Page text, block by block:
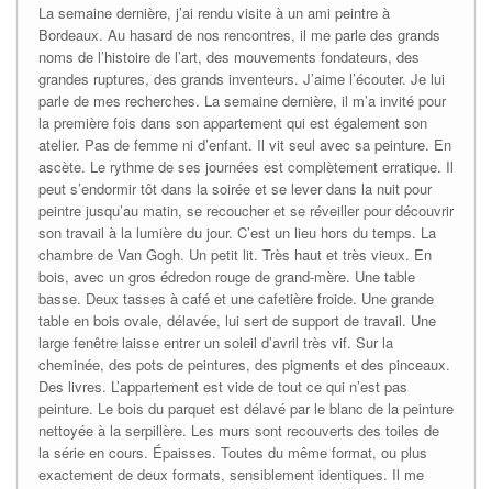
La semaine dernière, j’ai rendu visite à un ami peintre à
Bordeaux. Au hasard de nos rencontres, il me parle des grands
noms de l’histoire de l’art, des mouvements fondateurs, des
grandes ruptures, des grands inventeurs. J’aime l’écouter. Je lui
parle de mes recherches. La semaine dernière, il m’a invité pour
la première fois dans son appartement qui est également son
atelier. Pas de femme ni d’enfant. Il vit seul avec sa peinture. En
ascète. Le rythme de ses journées est complètement erratique. Il
peut s’endormir tôt dans la soirée et se lever dans la nuit pour
peintre jusqu’au matin, se recoucher et se réveiller pour découvrir
son travail à la lumière du jour. C’est un lieu hors du temps. La
chambre de Van Gogh. Un petit lit. Très haut et très vieux. En
bois, avec un gros édredon rouge de grand-mère. Une table
basse. Deux tasses à café et une cafetière froide. Une grande
table en bois ovale, délavée, lui sert de support de travail. Une
large fenêtre laisse entrer un soleil d’avril très vif. Sur la
cheminée, des pots de peintures, des pigments et des pinceaux.
Des livres. L’appartement est vide de tout ce qui n’est pas
peinture. Le bois du parquet est délavé par le blanc de la peinture
nettoyée à la serpillère. Les murs sont recouverts des toiles de
la série en cours. Épaisses. Toutes du même format, ou plus
exactement de deux formats, sensiblement identiques. Il me